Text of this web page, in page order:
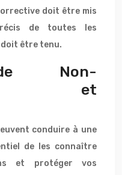
doit être mis
de toutes les
être tenu.
Non-
et
conduire à une
de les connaître
et protéger vos